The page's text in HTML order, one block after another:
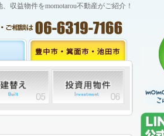
収益物件をmomotarou不動産がご紹介！